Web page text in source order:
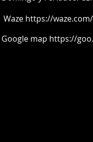
y el propósito
del periodo de
a reparar o
defectuosos del
Waze https://
map https://